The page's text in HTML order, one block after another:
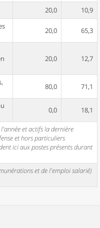
20,0
10,9
20,0 65,3
20,0 12,7
80,0 71,1
0,0 18,1
et actifs la dernière
et hors particuliers
ici aux postes présents durant
et de l'emploi salarié)